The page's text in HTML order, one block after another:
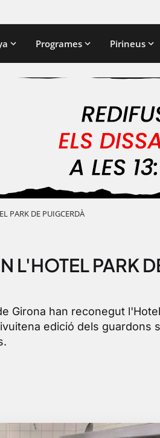
Programes Pirineus
PARK DE PUIGCERDÀ
L'HOTEL PARK
Girona han reconegut
edició dels guardons